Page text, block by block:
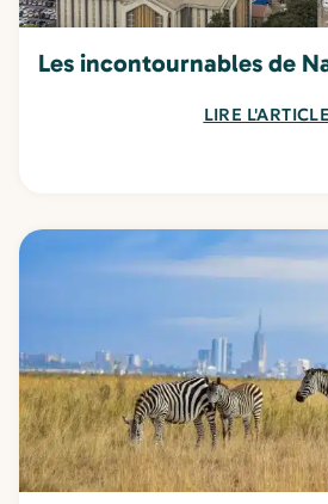
Les incontournables de
LIRE L'ARTICLE